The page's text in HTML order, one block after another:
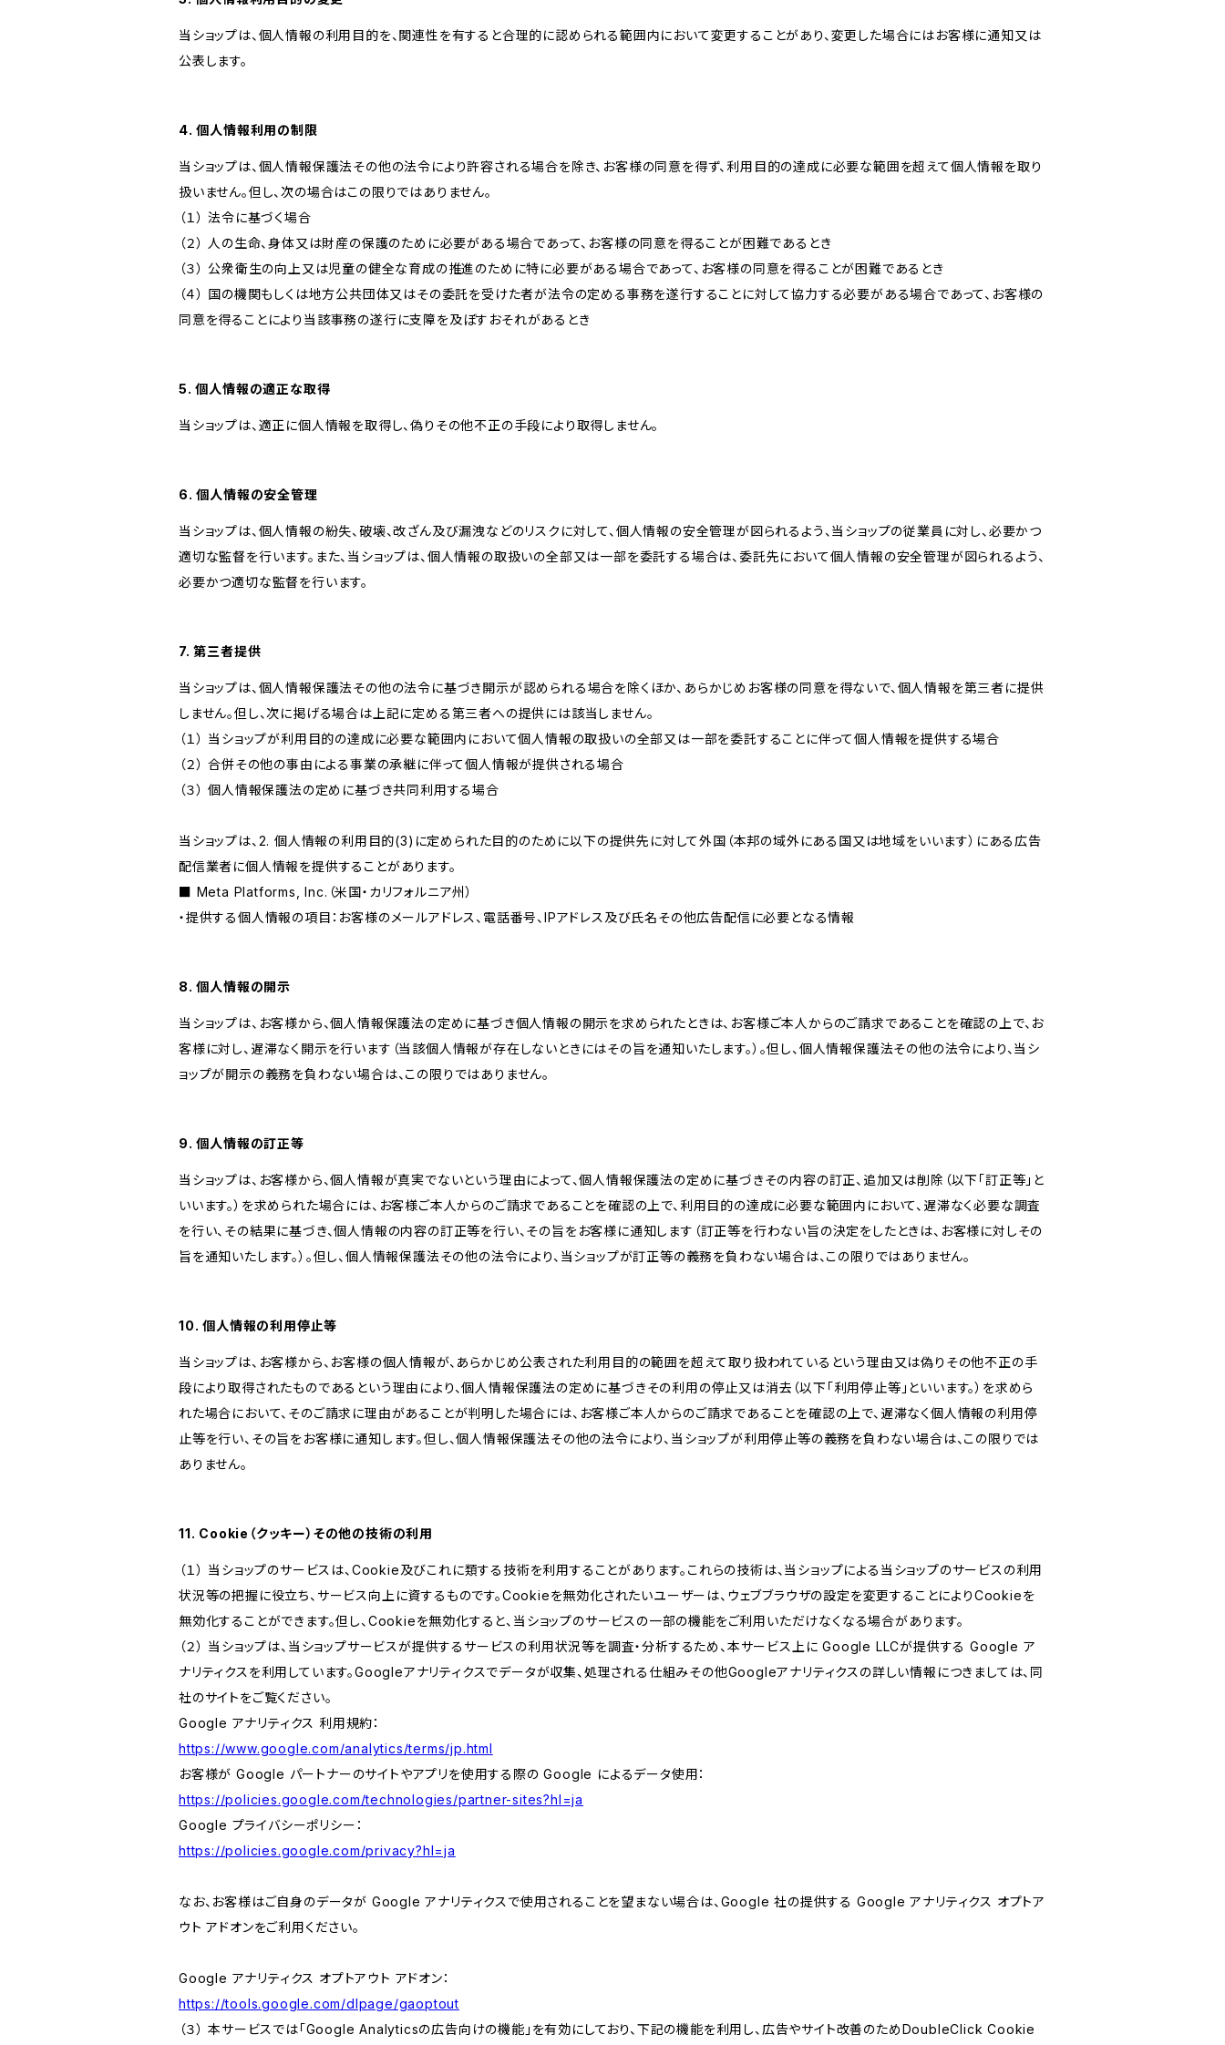
当ショップは、個人情報の利用目的を、関連性を有すると合理的に認められる範囲内において変更することがあり、変更した場合にはお客様に通知又は
公表します。
4. 個人情報利用の制限
当ショップは、個人情報保護法その他の法令により許容される場合を除き、お客様の同意を得ず、利用目的の達成に必要な範囲を超えて個人情報を取り
扱いません。但し、次の場合はこの限りではありません。
（１） 法令に基づく場合
（２） 人の生命、身体又は財産の保護のために必要がある場合であって、お客様の同意を得ることが困難であるとき
（３） 公衆衛生の向上又は児童の健全な育成の推進のために特に必要がある場合であって、お客様の同意を得ることが困難であるとき
（４） 国の機関もしくは地方公共団体又はその委託を受けた者が法令の定める事務を遂行することに対して協力する必要がある場合であって、お客様の
同意を得ることにより当該事務の遂行に支障を及ぼすおそれがあるとき
5. 個人情報の適正な取得
当ショップは、適正に個人情報を取得し、偽りその他不正の手段により取得しません。
6. 個人情報の安全管理
当ショップは、個人情報の紛失、破壊、改ざん及び漏洩などのリスクに対して、個人情報の安全管理が図られるよう、当ショップの従業員に対し、必要かつ
適切な監督を行います。また、当ショップは、個人情報の取扱いの全部又は一部を委託する場合は、委託先において個人情報の安全管理が図られるよう、
必要かつ適切な監督を行います。
7. 第三者提供
当ショップは、個人情報保護法その他の法令に基づき開示が認められる場合を除くほか、あらかじめお客様の同意を得ないで、個人情報を第三者に提供
しません。但し、次に掲げる場合は上記に定める第三者への提供には該当しません。
（１） 当ショップが利用目的の達成に必要な範囲内において個人情報の取扱いの全部又は一部を委託することに伴って個人情報を提供する場合
（２） 合併その他の事由による事業の承継に伴って個人情報が提供される場合
（３） 個人情報保護法の定めに基づき共同利用する場合
当ショップは、2. 個人情報の利用目的(3)に定められた目的のために以下の提供先に対して外国（本邦の域外にある国又は地域をいいます）にある広告
配信業者に個人情報を提供することがあります。
■ Meta Platforms, Inc.（米国・カリフォルニア州）
・提供する個人情報の項目：お客様のメールアドレス、電話番号、IPアドレス及び氏名その他広告配信に必要となる情報
8. 個人情報の開示
当ショップは、お客様から、個人情報保護法の定めに基づき個人情報の開示を求められたときは、お客様ご本人からのご請求であることを確認の上で、お
客様に対し、遅滞なく開示を行います（当該個人情報が存在しないときにはその旨を通知いたします。）。但し、個人情報保護法その他の法令により、当シ
ョップが開示の義務を負わない場合は、この限りではありません。
9. 個人情報の訂正等
当ショップは、お客様から、個人情報が真実でないという理由によって、個人情報保護法の定めに基づきその内容の訂正、追加又は削除（以下「訂正等」と
いいます。）を求められた場合には、お客様ご本人からのご請求であることを確認の上で、利用目的の達成に必要な範囲内において、遅滞なく必要な調査
を行い、その結果に基づき、個人情報の内容の訂正等を行い、その旨をお客様に通知します（訂正等を行わない旨の決定をしたときは、お客様に対しその
旨を通知いたします。）。但し、個人情報保護法その他の法令により、当ショップが訂正等の義務を負わない場合は、この限りではありません。
10. 個人情報の利用停止等
当ショップは、お客様から、お客様の個人情報が、あらかじめ公表された利用目的の範囲を超えて取り扱われているという理由又は偽りその他不正の手
段により取得されたものであるという理由により、個人情報保護法の定めに基づきその利用の停止又は消去（以下「利用停止等」といいます。）を求めら
れた場合において、そのご請求に理由があることが判明した場合には、お客様ご本人からのご請求であることを確認の上で、遅滞なく個人情報の利用停
止等を行い、その旨をお客様に通知します。但し、個人情報保護法その他の法令により、当ショップが利用停止等の義務を負わない場合は、この限りでは
ありません。
11. Cookie（クッキー）その他の技術の利用
（１） 当ショップのサービスは、Cookie及びこれに類する技術を利用することがあります。これらの技術は、当ショップによる当ショップのサービスの利用
状況等の把握に役立ち、サービス向上に資するものです。Cookieを無効化されたいユーザーは、ウェブブラウザの設定を変更することによりCookieを
無効化することができます。但し、Cookieを無効化すると、当ショップのサービスの一部の機能をご利用いただけなくなる場合があります。
（２） 当ショップは、当ショップサービスが提供するサービスの利用状況等を調査・分析するため、本サービス上に Google LLCが提供する Google ア
ナリティクスを利用しています。Googleアナリティクスでデータが収集、処理される仕組みその他Googleアナリティクスの詳しい情報につきましては、同
社のサイトをご覧ください。
Google アナリティクス 利用規約：
https://www.google.com/analytics/terms/jp.html
お客様が Google パートナーのサイトやアプリを使用する際の Google によるデータ使用：
https://policies.google.com/technologies/partner-sites?hl=ja
Google プライバシーポリシー：
https://policies.google.com/privacy?hl=ja
なお、お客様はご自身のデータが Google アナリティクスで使用されることを望まない場合は、Google 社の提供する Google アナリティクス オプトア
ウト アドオンをご利用ください。
Google アナリティクス オプトアウト アドオン：
https://tools.google.com/dlpage/gaoptout
（３） 本サービスでは「Google Analyticsの広告向けの機能」を有効にしており、下記の機能を利用し、広告やサイト改善のためDoubleClick Cookie